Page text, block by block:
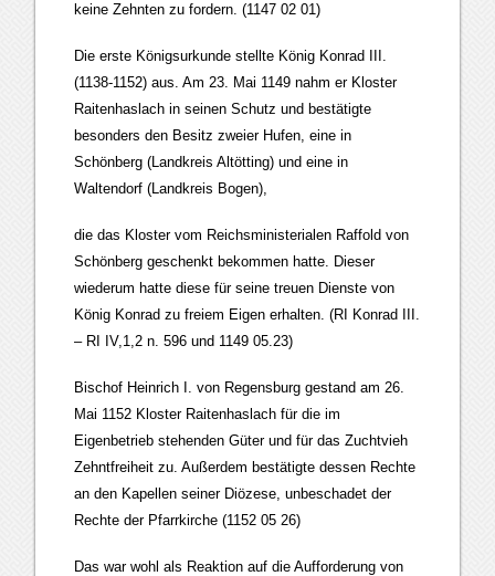
keine Zehnten zu fordern. (1147 02 01)
Die erste Königsurkunde stellte König Konrad III.
(1138-1152) aus. Am 23. Mai 1149 nahm er Kloster
Raitenhaslach in seinen Schutz und bestätigte
besonders den Besitz zweier Hufen, eine in
Schönberg (Landkreis Altötting) und eine in
Waltendorf (Landkreis Bogen),
die das Kloster vom Reichsministerialen Raffold von
Schönberg geschenkt bekommen hatte. Dieser
wiederum hatte diese für seine treuen Dienste von
König Konrad zu freiem Eigen erhalten. (RI Konrad III.
– RI IV,1,2 n. 596 und 1149 05.23)
Bischof Heinrich I. von Regensburg gestand am 26.
Mai 1152 Kloster Raitenhaslach für die im
Eigenbetrieb stehenden Güter und für das Zuchtvieh
Zehntfreiheit zu. Außerdem bestätigte dessen Rechte
an den Kapellen seiner Diözese, unbeschadet der
Rechte der Pfarrkirche (1152 05 26)
Das war wohl als Reaktion auf die Aufforderung von